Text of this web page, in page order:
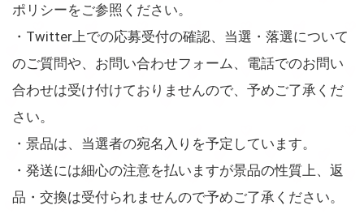
ポリシーをご参照ください。
・Twitter上での応募受付の確認、当選・落選について
のご質問や、お問い合わせフォーム、電話でのお問い
合わせは受け付けておりませんので、予めご了承くだ
さい。
・景品は、当選者の宛名入りを予定しています。
・発送には細心の注意を払いますが景品の性質上、返
品・交換は受付られませんので予めご了承ください。